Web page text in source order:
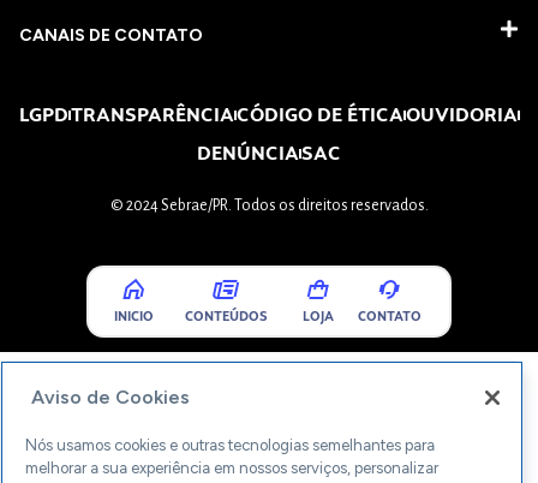
CANAIS DE CONTATO
LGPDTRANSPARÊNCIACÓDIGO DE ÉTICAOUVIDORIA
DENÚNCIASAC
© 2024 Sebrae/PR. Todos os direitos reservados.
INICIO CONTEÚDOS LOJA CONTATO
Aviso de Cookies
Nós usamos cookies e outras tecnologias semelhantes para
melhorar a sua experiência em nossos serviços, personalizar